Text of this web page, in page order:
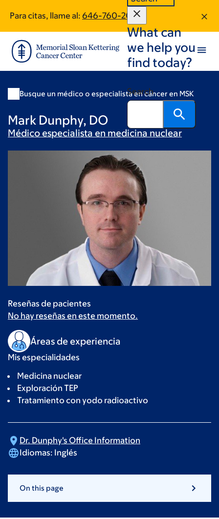
main
content
footer
Para citas, llame al: 646-760-2047
What can
we help you
find today?
Search
Busque un médico o especialista en cáncer en MSK
Mark Dunphy, DO
Médico especialista en medicina nuclear
Reseñas de pacientes
No hay reseñas en este momento.
Áreas de experiencia
Mis especialidades
Medicina nuclear
Exploración TEP
Tratamiento con yodo radioactivo
Dr. Dunphy's Office Information
Idiomas: Inglés
On this page